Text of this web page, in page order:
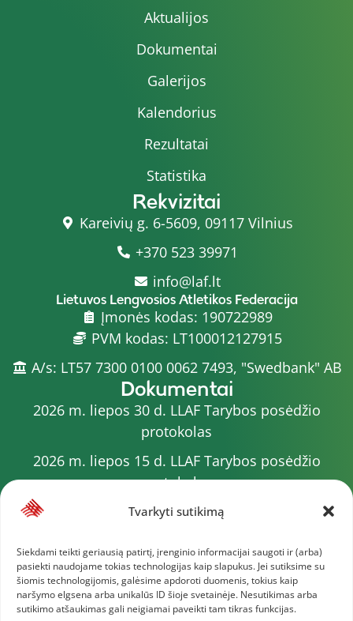
Tvarkyti sutikimą
Siekdami teikti geriausią patirtį, įrenginio informacijai saugoti ir (arba)
pasiekti naudojame tokias technologijas kaip slapukus. Jei sutiksime su
šiomis technologijomis, galėsime apdoroti duomenis, tokius kaip
naršymo elgsena arba unikalūs ID šioje svetainėje. Nesutikimas arba
sutikimo atšaukimas gali neigiamai paveikti tam tikras funkcijas.
Aktualijos
Dokumentai
Galerijos
Kalendorius
Rezultatai
Statistika
Rekvizitai
Kareivių g. 6-5609, 09117 Vilnius
+370 523 39971
info@laf.lt
Lietuvos Lengvosios Atletikos Federacija
Įmonės kodas: 190722989
PVM kodas: LT100012127915
A/s: LT57 7300 0100 0062 7493, "Swedbank" AB
Dokumentai
2026 m. liepos 30 d. LLAF Tarybos posėdžio
protokolas
2026 m. liepos 15 d. LLAF Tarybos posėdžio
protokolas
2026 m. liepos 20 d. LLAF VK posėdžio protokolas
2026 m. varžybų kalendorius
2026 m. liepos 4 d. LLAF Tarybos posėdžio